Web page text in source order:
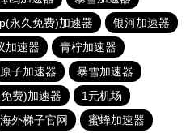
永久免费)加速器
银河加速器
加速器
青柠加速器
原子加速器
暴雪加速器
费)加速器
1元机场
海外梯子官网 蜜蜂加速器